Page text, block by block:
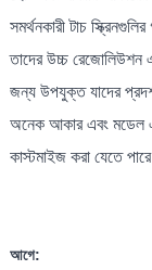
সমর্থনকারী টাচ
তাদের উচ্চ রেজোলিউশন
জন্য উপযুক্ত যাদের
অনেক আকার এবং মডেল
কাস্টমাইজ করা যেতে
আগে: